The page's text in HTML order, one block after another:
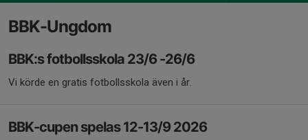
BBK-Ungdom
BBK:s fotbollsskola 23/6 -26/6
Vi körde en gratis fotbollsskola även i år.
BBK-cupen spelas 12-13/9 2026